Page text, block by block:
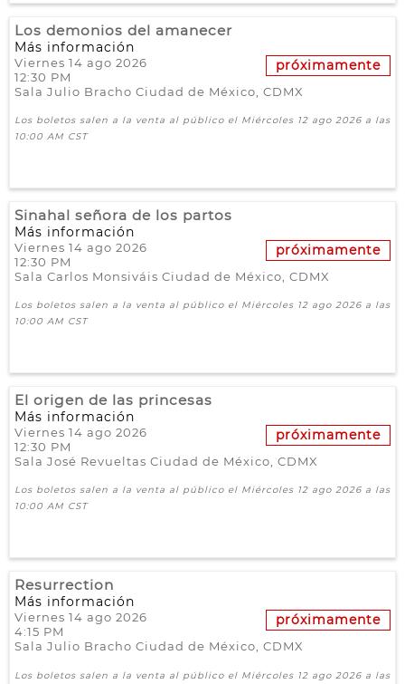
Los demonios del amanecer
Más información
próximamente
Viernes 14 ago 2026
12:30 PM
Sala Julio Bracho Ciudad de México, CDMX
Los boletos salen a la venta al público el Miércoles 12 ago 2026 a las
10:00 AM CST
Sinahal señora de los partos
Más información
próximamente
Viernes 14 ago 2026
12:30 PM
Sala Carlos Monsiváis Ciudad de México, CDMX
Los boletos salen a la venta al público el Miércoles 12 ago 2026 a las
10:00 AM CST
El origen de las princesas
Más información
próximamente
Viernes 14 ago 2026
12:30 PM
Sala José Revueltas Ciudad de México, CDMX
Los boletos salen a la venta al público el Miércoles 12 ago 2026 a las
10:00 AM CST
Resurrection
Más información
próximamente
Viernes 14 ago 2026
4:15 PM
Sala Julio Bracho Ciudad de México, CDMX
Los boletos salen a la venta al público el Miércoles 12 ago 2026 a las